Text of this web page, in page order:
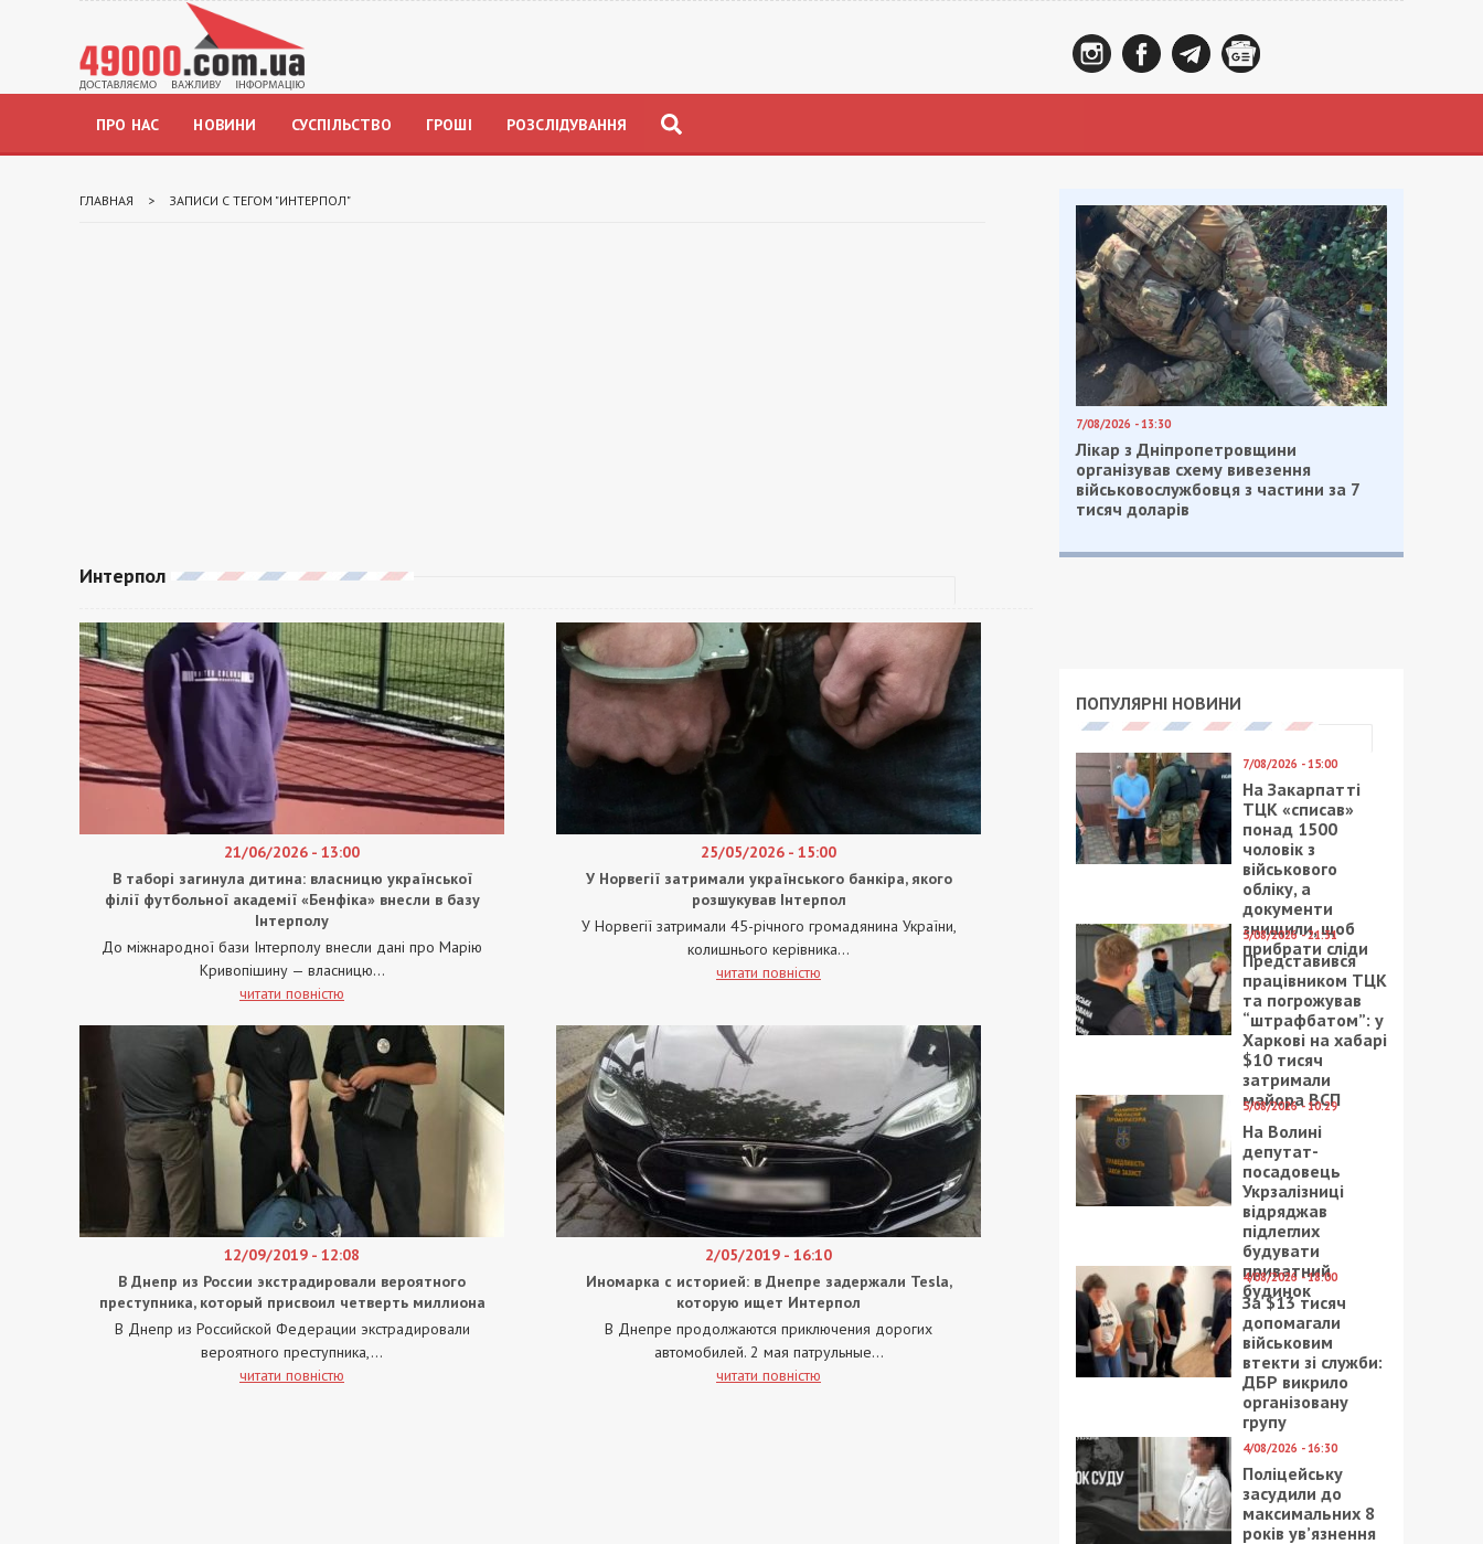
ПРО НАС НОВИНИ СУСПІЛЬСТВО ГРОШІ РОЗСЛІДУВАННЯ
ГЛАВНАЯ > ЗАПИСИ С ТЕГОМ "ИНТЕРПОЛ"
Интерпол
21/06/2026 - 13:00
В таборі загинула дитина: власницю української
філії футбольної академії «Бенфіка» внесли в базу
Інтерполу
До міжнародної бази Інтерполу внесли дані про Марію
Кривопішину — власницю...
читати повністю
25/05/2026 - 15:00
У Норвегії затримали українського банкіра, якого
розшукував Інтерпол
У Норвегії затримали 45-річного громадянина України,
колишнього керівника...
читати повністю
12/09/2019 - 12:08
В Днепр из России экстрадировали вероятного
преступника, который присвоил четверть миллиона
В Днепр из Российской Федерации экстрадировали
вероятного преступника,...
читати повністю
2/05/2019 - 16:10
Иномарка с историей: в Днепре задержали Tesla,
которую ищет Интерпол
В Днепре продолжаются приключения дорогих
автомобилей. 2 мая патрульные...
читати повністю
7/08/2026 - 13:30
Лікар з Дніпропетровщини
організував схему вивезення
військовослужбовця з частини за 7
тисяч доларів
ПОПУЛЯРНІ НОВИНИ
7/08/2026 - 15:00
На Закарпатті
ТЦК «списав»
понад 1500
чоловік з
військового
обліку, а
документи
знищили, щоб
прибрати сліди
5/08/2026 - 21:31
Представився
працівником ТЦК
та погрожував
“штрафбатом”: у
Харкові на хабарі
$10 тисяч
затримали
майора ВСП
5/08/2026 - 10:29
На Волині
депутат-
посадовець
Укрзалізниці
відряджав
підлеглих
будувати
приватний
будинок
4/08/2026 - 18:00
За $13 тисяч
допомагали
військовим
втекти зі служби:
ДБР викрило
організовану
групу
4/08/2026 - 16:30
Поліцейську
засудили до
максимальних 8
років ув’язнення